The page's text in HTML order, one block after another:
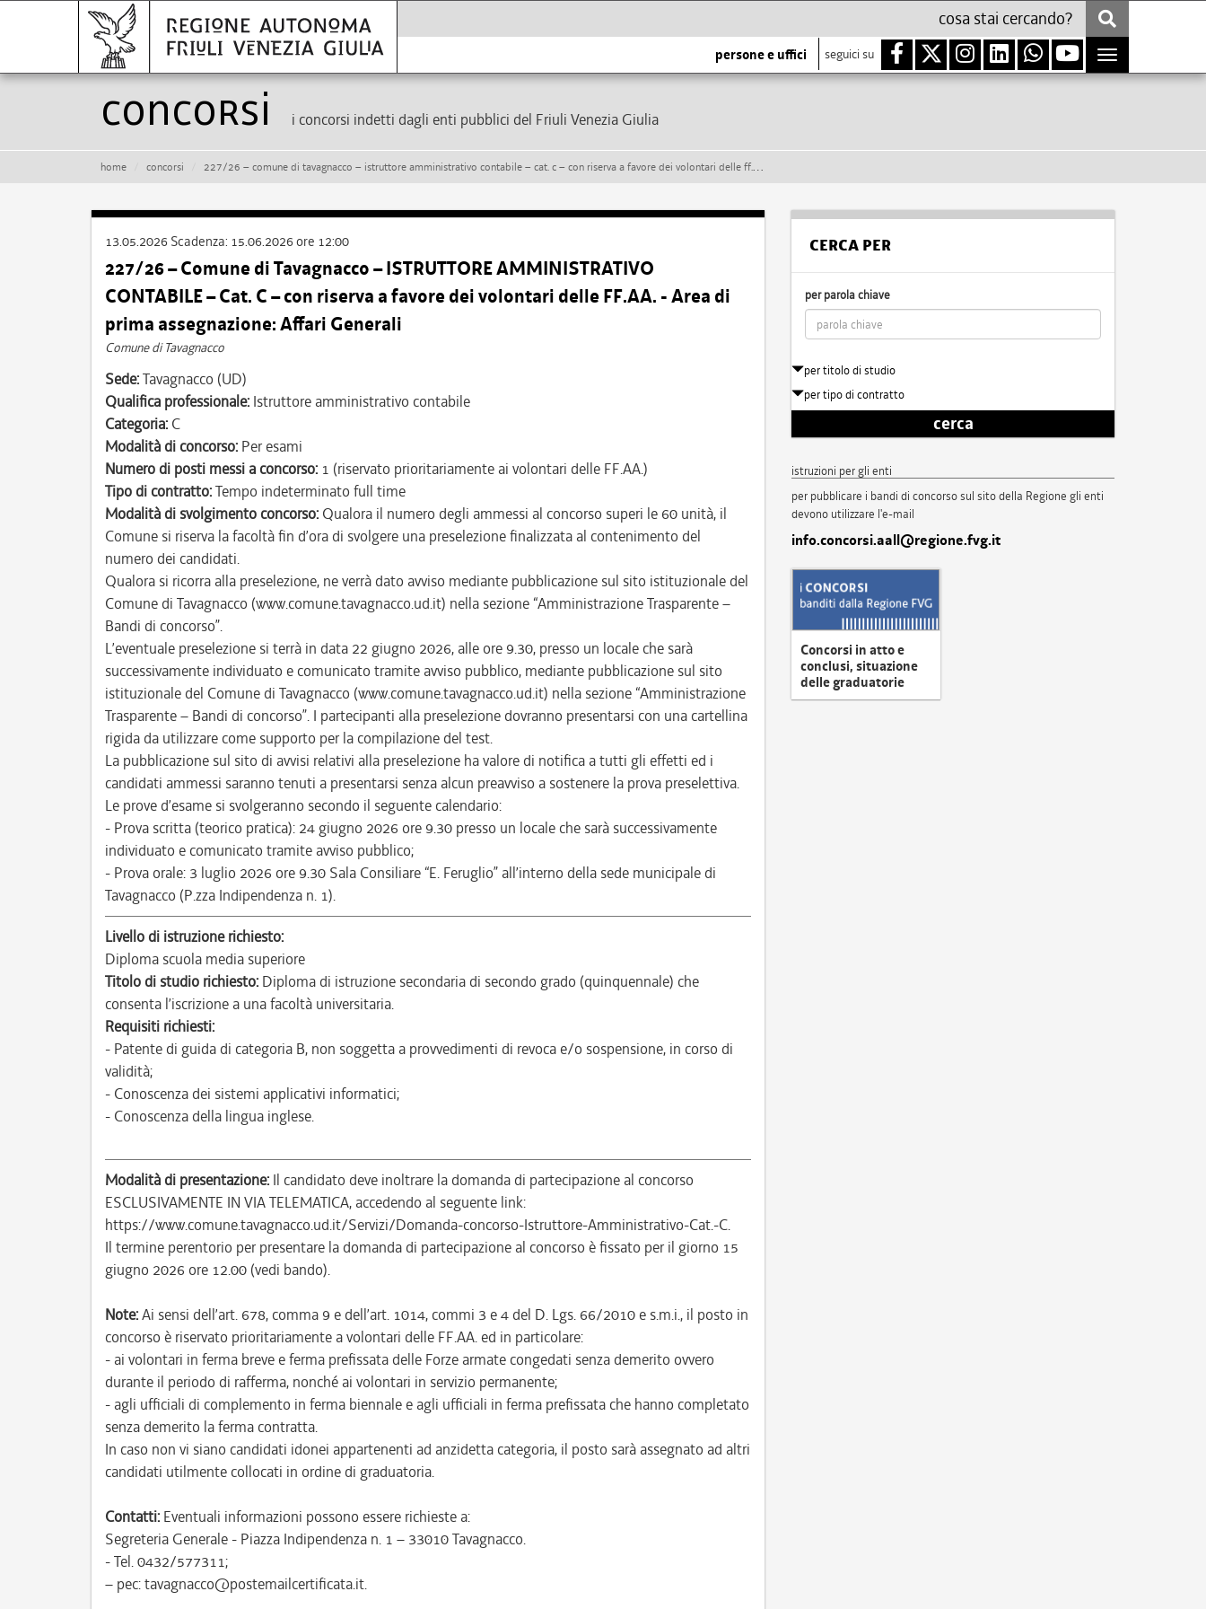
persone e uffici seguici su
Toggle
navigation
Concorsi i concorsi indetti dagli enti pubblici del Friuli Venezia Giulia
home concorsi 227/26 – comune di tavagnacco – istruttore amministrativo contabile – cat. c – con riserva a favore dei volontari delle ff.aa. - area di prima assegnazione: affari generali
13.05.2026 Scadenza: 15.06.2026 ore 12:00
227/26 – Comune di Tavagnacco – ISTRUTTORE AMMINISTRATIVO
CONTABILE – Cat. C – con riserva a favore dei volontari delle FF.AA. - Area di
prima assegnazione: Affari Generali
Comune di Tavagnacco
Sede:Tavagnacco (UD)
Qualifica professionale: Istruttore amministrativo contabile
Categoria: C
Modalità di concorso: Per esami
Numero di posti messi a concorso: 1 (riservato prioritariamente ai volontari delle FF.AA.)
Tipo di contratto:Tempo indeterminato full time
Modalità di svolgimento concorso: Qualora il numero degli ammessi al concorso superi le 60 unità, il
Comune si riserva la facoltà fin d’ora di svolgere una preselezione finalizzata al contenimento del
numero dei candidati.
Qualora si ricorra alla preselezione, ne verrà dato avviso mediante pubblicazione sul sito istituzionale del
Comune di Tavagnacco (www.comune.tavagnacco.ud.it) nella sezione “Amministrazione Trasparente –
Bandi di concorso”.
L’eventuale preselezione si terrà in data 22 giugno 2026, alle ore 9.30, presso un locale che sarà
successivamente individuato e comunicato tramite avviso pubblico, mediante pubblicazione sul sito
istituzionale del Comune di Tavagnacco (www.comune.tavagnacco.ud.it) nella sezione “Amministrazione
Trasparente – Bandi di concorso”. I partecipanti alla preselezione dovranno presentarsi con una cartellina
rigida da utilizzare come supporto per la compilazione del test.
La pubblicazione sul sito di avvisi relativi alla preselezione ha valore di notifica a tutti gli effetti ed i
candidati ammessi saranno tenuti a presentarsi senza alcun preavviso a sostenere la prova preselettiva.
Le prove d’esame si svolgeranno secondo il seguente calendario:
- Prova scritta (teorico pratica): 24 giugno 2026 ore 9.30 presso un locale che sarà successivamente
individuato e comunicato tramite avviso pubblico;
- Prova orale: 3 luglio 2026 ore 9.30 Sala Consiliare “E. Feruglio” all’interno della sede municipale di
Tavagnacco (P.zza Indipendenza n. 1).
Livello di istruzione richiesto:
Diploma scuola media superiore
Titolo di studio richiesto: Diploma di istruzione secondaria di secondo grado (quinquennale) che
consenta l’iscrizione a una facoltà universitaria.
Requisiti richiesti:
- Patente di guida di categoria B, non soggetta a provvedimenti di revoca e/o sospensione, in corso di
validità;
- Conoscenza dei sistemi applicativi informatici;
- Conoscenza della lingua inglese.
Modalità di presentazione: Il candidato deve inoltrare la domanda di partecipazione al concorso
ESCLUSIVAMENTE IN VIA TELEMATICA, accedendo al seguente link:
https://www.comune.tavagnacco.ud.it/Servizi/Domanda-concorso-Istruttore-Amministrativo-Cat.-C.
Il termine perentorio per presentare la domanda di partecipazione al concorso è fissato per il giorno 15
giugno 2026 ore 12.00 (vedi bando).
Note:Ai sensi dell’art. 678, comma 9 e dell’art. 1014, commi 3 e 4 del D. Lgs. 66/2010 e s.m.i., il posto in
concorso è riservato prioritariamente a volontari delle FF.AA. ed in particolare:
- ai volontari in ferma breve e ferma prefissata delle Forze armate congedati senza demerito ovvero
durante il periodo di rafferma, nonché ai volontari in servizio permanente;
- agli ufficiali di complemento in ferma biennale e agli ufficiali in ferma prefissata che hanno completato
senza demerito la ferma contratta.
In caso non vi siano candidati idonei appartenenti ad anzidetta categoria, il posto sarà assegnato ad altri
candidati utilmente collocati in ordine di graduatoria.
Contatti: Eventuali informazioni possono essere richieste a:
Segreteria Generale - Piazza Indipendenza n. 1 – 33010 Tavagnacco.
- Tel. 0432/577311;
– pec: tavagnacco@postemailcertificata.it.
CERCA PER
per parola chiave
per titolo di studio
per tipo di contratto
cerca
istruzioni per gli enti
per pubblicare i bandi di concorso sul sito della Regione gli enti
devono utilizzare l'e-mail
info.concorsi.aall@regione.fvg.it
Concorsi in atto e
conclusi, situazione
delle graduatorie